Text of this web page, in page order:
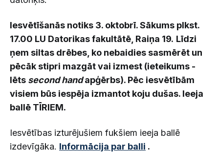
Iesvētīšanās notiks 3. oktobrī. Sākums plkst.
17.00 LU Datorikas fakultātē, Raiņa 19. Līdzi
ņem siltas drēbes, ko nebaidies sasmērēt un
pēcāk stipri mazgāt vai izmest (ieteikums -
lēts second handapģērbs). Pēc iesvētībām
visiem būs iespēja izmantot koju dušas. Ieeja
ballē TĪRIEM.
Iesvētības izturējušiem fukšiem ieeja ballē
izdevīgāka. Informācija par balli .